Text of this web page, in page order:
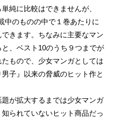
純に比較はできませんが、
中のものの中で１巻あたりに
きます。ちなみに主要なマン
、ベスト10のうち９つまでが
もので、少女マンガとしては
男子』以来の脅威のヒット作と
が拡大するまでは少女マンガ
られていないヒット商品だっ